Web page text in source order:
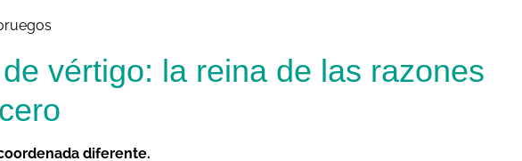
vértigo: la reina de las razones
diferente.